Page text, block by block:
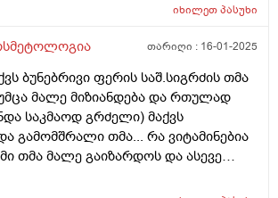
იხილეთპასუხი
თარიღი : 16-01-2025
ბუნებრივი ფერის საშ.სიგრძის თმა
მალე მიზიანდება და რთულად
საკმაოდ გრძელი) მაქვს
გამომშრალი თმა... რა ვიტამინებია
თმა მალე გაიზარდოს და ასევე